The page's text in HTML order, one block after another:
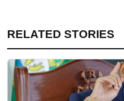
RELATED STORIES